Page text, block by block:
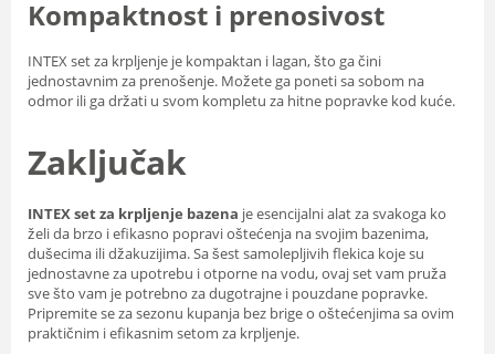
Kompaktnost i prenosivost
INTEX set za krpljenje je kompaktan i lagan, što ga čini
jednostavnim za prenošenje. Možete ga poneti sa sobom na
odmor ili ga držati u svom kompletu za hitne popravke kod kuće.
Zaključak
INTEX set za krpljenje bazena je esencijalni alat za svakoga ko
želi da brzo i efikasno popravi oštećenja na svojim bazenima,
dušecima ili džakuzijima. Sa šest samolepljivih flekica koje su
jednostavne za upotrebu i otporne na vodu, ovaj set vam pruža
sve što vam je potrebno za dugotrajne i pouzdane popravke.
Pripremite se za sezonu kupanja bez brige o oštećenjima sa ovim
praktičnim i efikasnim setom za krpljenje.